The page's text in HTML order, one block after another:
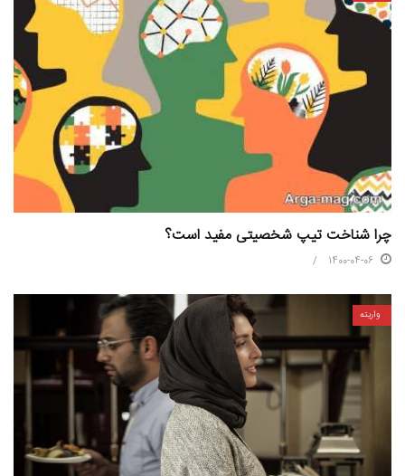
چرا شناخت تیپ شخصیتی مفید است؟
1400-04-06
واریته